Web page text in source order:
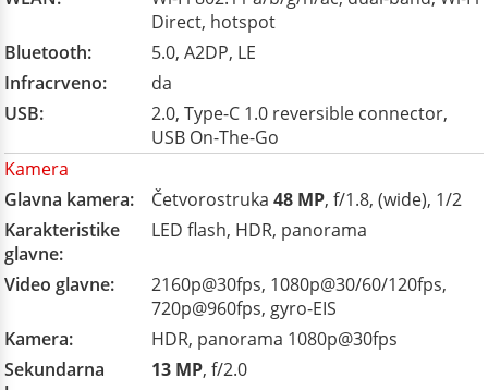
Direct, hotspot
Bluetooth:
5.0, A2DP, LE
Infracrveno:
da
USB:
2.0, Type-C 1.0 reversible connector,
USB On-The-Go
Kamera
Glavna kamera:
Četvorostruka 48 MP, f/1.8, (wide), 1/2
Karakteristike
glavne:
LED flash, HDR, panorama
Video glavne:
2160p@30fps, 1080p@30/60/120fps,
720p@960fps, gyro-EIS
Kamera:
HDR, panorama 1080p@30fps
Sekundarna
13 MP, f/2.0